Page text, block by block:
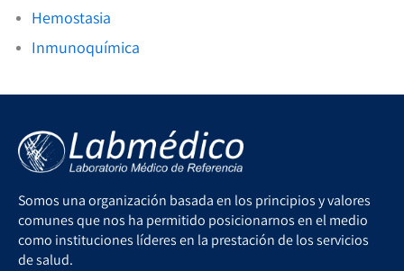
Hemostasia
Inmunoquímica
Somos una organización basada en los principios y valores
comunes que nos ha permitido posicionarnos en el medio
como instituciones líderes en la prestación de los servicios
de salud.